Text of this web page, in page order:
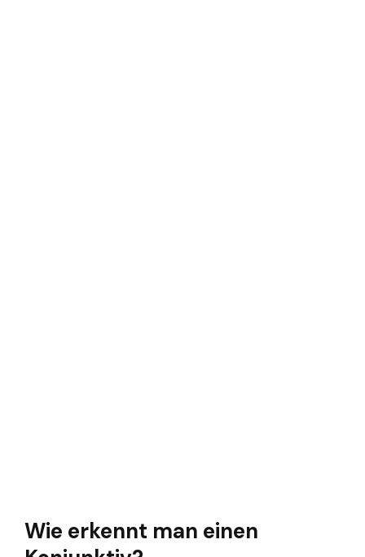
Wie erkennt man einen